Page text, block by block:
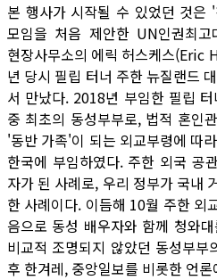
본 행사가 시작될 수 있었던 것은
모임을 처음 제안한 UN인권최고
현장사무소의 에릭 허스케스(Eric
년 당시 필립 터너 주한 뉴질랜드
서 만났다. 2018년 부임한 필립
중 최초의 동성부부로, 법적 혼인
'동반 가족'이 되는 외교부령에 따
한국에 부임하였다. 주한 외국 공
자가 된 사례로, 우리 정부가 국내
한 사례이다. 이듬해 10월 주한 외
음으로 동성 배우자와 함께 청와
비교적 조명되지 않았던 동성부
후 한겨레, 중앙일보를 비롯한 언